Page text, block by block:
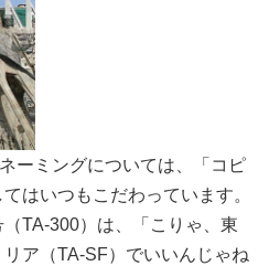
ーミングについては、「コピ
はいつもこだわっています。
TA-300）は、「こりゃ、東
ア（TA-SF）でいいんじゃね